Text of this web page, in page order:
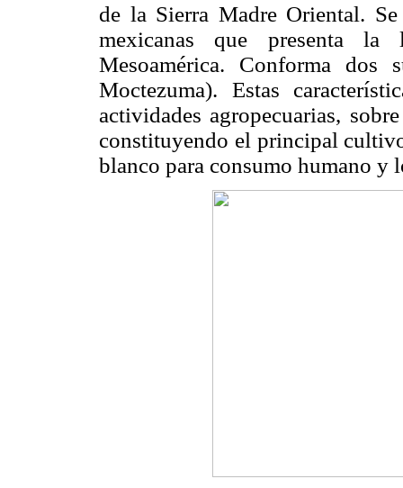
de la Sierra Madre Oriental.
mexicanas que presenta
Mesoamérica. Conforma dos
Moctezuma). Estas
actividades agropecuarias,
constituyendo el principal
blanco para consumo humano y